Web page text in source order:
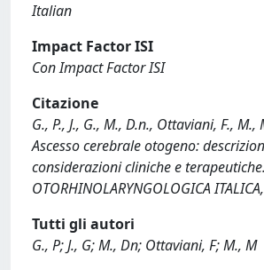
Italian
Impact Factor ISI
Con Impact Factor ISI
Citazione
G., P., J., G., M., D.n., Ottaviani, F., M.,
Ascesso cerebrale otogeno:
considerazioni cliniche e terapeutiche.
OTORHINOLARYNGOLOGICA
Tutti gli autori
G., P; J., G; M., Dn; Ottaviani, F; M., M